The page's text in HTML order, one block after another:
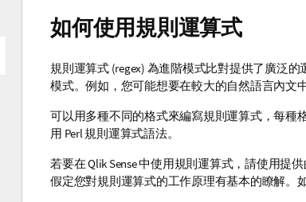
如何使用規則運算式
規則運算式 (regex) 為進階模式比對提供了廣泛
模式。例如，您可能想要在較大的自然語言內文
可以用多種不同的格式來編寫規則運算式，每種
用 Perl 規則運算式語法。
若要在Qlik Sense中使用規則運算式，請使用提
假定您對規則運算式的工作原理有基本的瞭解。